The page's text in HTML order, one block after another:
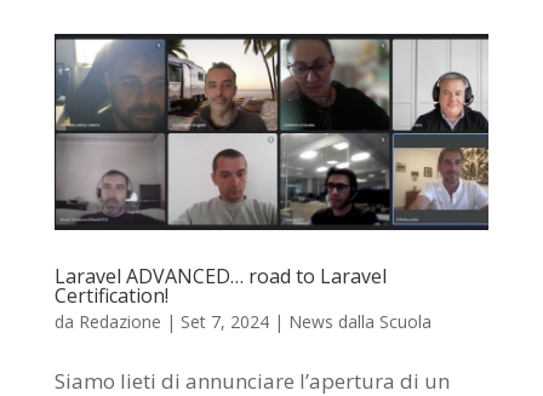
Laravel ADVANCED… road to Laravel
Certification!
da Redazione | Set 7, 2024| News dalla Scuola
Siamo lieti di annunciare l’apertura di un